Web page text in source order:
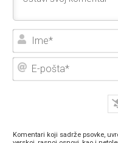
Komentari koji sadrže psovke,